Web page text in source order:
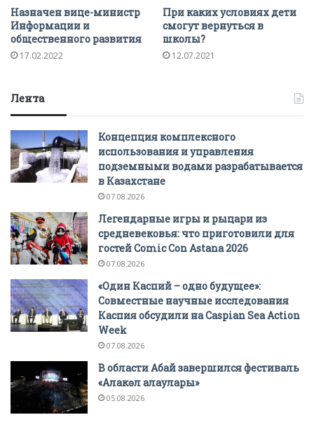
Назначен вице-министр
Информации и
общественного развития
17.02.2022
При каких условиях дети
смогут вернуться в
школы?
12.07.2021
Лента
Концепция комплексного
использования и управления
подземными водами разрабатывается
в Казахстане
07.08.2026
Легендарные игры и рыцари из
средневековья: что приготовили для
гостей Comic Con Astana 2026
07.08.2026
«Один Каспий – одно будущее»:
Совместные научные исследования
Каспия обсудили на Caspian Sea Action
Week
07.08.2026
В области Абай завершился фестиваль
«Алакөл алаулары»
05.08.2026